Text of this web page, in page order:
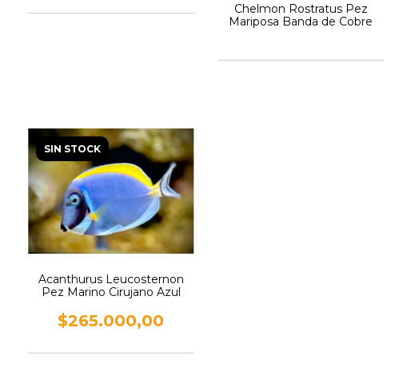
Chelmon Rostratus Pez
Mariposa Banda de Cobre
SIN STOCK
Acanthurus Leucosternon
Pez Marino Cirujano Azul
$265.000,00